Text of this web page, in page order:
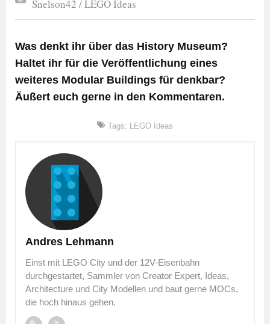
Snelson42 / LEGO Ideas
Was denkt ihr über das History Museum?
Haltet ihr für die Veröffentlichung eines
weiteres Modular Buildings für denkbar?
Äußert euch gerne in den Kommentaren.
Tags: LEGO Ideas
Andres Lehmann
Einst mit LEGO City und der 12V-Eisenbahn
durchgestartet, Sammler von Creator Expert, Ideas,
Architecture und City Modellen und baut gerne MOCs,
die hoch hinaus gehen.